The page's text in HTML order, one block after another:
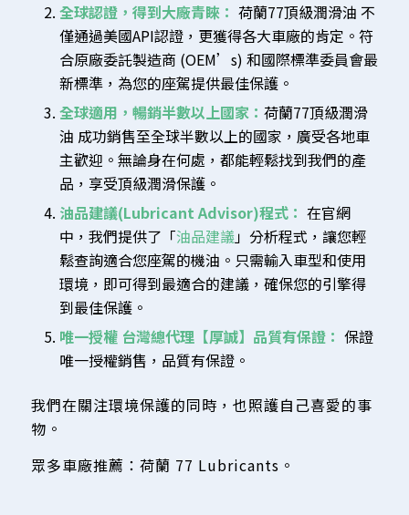
全球認證，得到大廠青睞： 荷蘭77頂級潤滑油 不
僅通過美國API認證，更獲得各大車廠的肯定。符
合原廠委託製造商 (OEM’s) 和國際標準委員會最
新標準，為您的座駕提供最佳保護。
全球適用，暢銷半數以上國家： 荷蘭77頂級潤滑
油 成功銷售至全球半數以上的國家，廣受各地車
主歡迎。無論身在何處，都能輕鬆找到我們的產
品，享受頂級潤滑保護。
油品建議(Lubricant Advisor)程式： 在官網
中，我們提供了「油品建議」分析程式，讓您輕
鬆查詢適合您座駕的機油。只需輸入車型和使用
環境，即可得到最適合的建議，確保您的引擎得
到最佳保護。
唯一授權 台灣總代理【厚誠】品質有保證： 保證
唯一授權銷售，品質有保證。
我們在關注環境保護的同時，也照護自己喜愛的事
物。
眾多車廠推薦：荷蘭 77 Lubricants。